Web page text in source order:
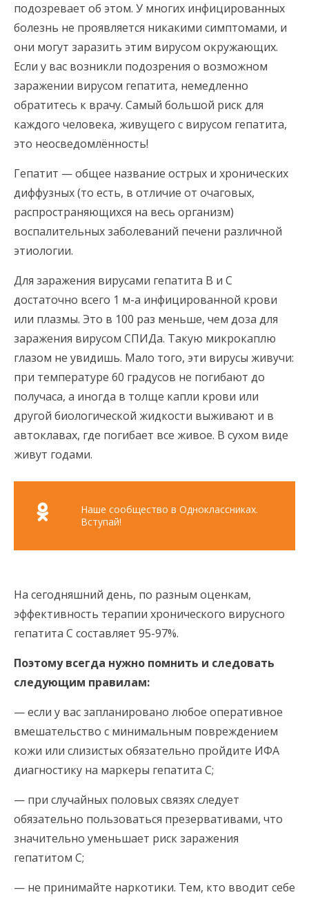
подозревает об этом. У многих инфицированных
болезнь не проявляется никакими симптомами, и
они могут заразить этим вирусом окружающих.
Если у вас возникли подозрения о возможном
заражении вирусом гепатита, немедленно
обратитесь к врачу. Самый большой риск для
каждого человека, живущего с вирусом гепатита,
это неосведомлённость!
Гепатит — общее название острых и хронических
диффузных (то есть, в отличие от очаговых,
распространяющихся на весь организм)
воспалительных заболеваний печени различной
этиологии.
Для заражения вирусами гепатита В и С
достаточно всего 1 м-а инфицированной крови
или плазмы. Это в 100 раз меньше, чем доза для
заражения вирусом СПИДа. Такую микрокаплю
глазом не увидишь. Мало того, эти вирусы живучи:
при температуре 60 градусов не погибают до
получаса, а иногда в толще капли крови или
другой биологической жидкости выживают и в
автоклавах, где погибает все живое. В сухом виде
живут годами.
Наше сообщество в Одноклассниках.
Вступай!
На сегодняшний день, по разным оценкам,
эффективность терапии хронического вирусного
гепатита С составляет 95-97%.
Поэтому всегда нужно помнить и следовать
следующим правилам:
— если у вас запланировано любое оперативное
вмешательство с минимальным повреждением
кожи или слизистых обязательно пройдите ИФА
диагностику на маркеры гепатита С;
— при случайных половых связях следует
обязательно пользоваться презервативами, что
значительно уменьшает риск заражения
гепатитом С;
— не принимайте наркотики. Тем, кто вводит себе